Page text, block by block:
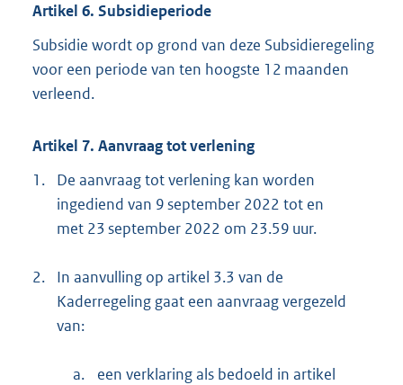
Artikel 6. Subsidieperiode
Subsidie wordt op grond van deze Subsidieregeling
voor een periode van ten hoogste 12 maanden
verleend.
Artikel 7. Aanvraag tot verlening
1.
De aanvraag tot verlening kan worden
ingediend van 9 september 2022 tot en
met 23 september 2022 om 23.59 uur.
2.
In aanvulling op artikel 3.3 van de
Kaderregeling gaat een aanvraag vergezeld
van:
a.
een verklaring als bedoeld in artikel